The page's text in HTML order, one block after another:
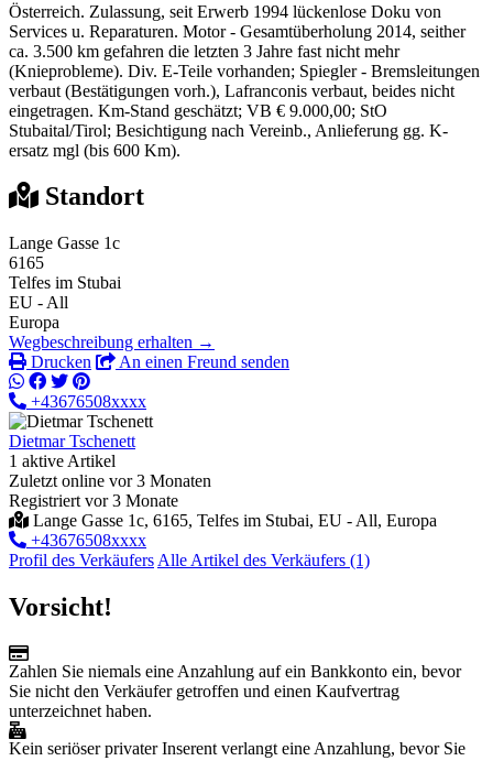
Österreich. Zulassung, seit Erwerb 1994 lückenlose Doku von
Services u. Reparaturen. Motor - Gesamtüberholung 2014, seither
ca. 3.500 km gefahren die letzten 3 Jahre fast nicht mehr
(Knieprobleme). Div. E-Teile vorhanden; Spiegler - Bremsleitungen
verbaut (Bestätigungen vorh.), Lafranconis verbaut, beides nicht
eingetragen. Km-Stand geschätzt; VB € 9.000,00; StO
Stubaital/Tirol; Besichtigung nach Vereinb., Anlieferung gg. K-
ersatz mgl (bis 600 Km).
Standort
Lange Gasse 1c
6165
Telfes im Stubai
EU - All
Europa
Wegbeschreibung erhalten →
Drucken
An einen Freund senden
+43676508xxxx
Dietmar Tschenett
1 aktive Artikel
Zuletzt online vor 3 Monaten
Registriert vor 3 Monate
Lange Gasse 1c, 6165, Telfes im Stubai, EU - All, Europa
+43676508xxxx
Profil des Verkäufers Alle Artikel des Verkäufers (1)
Vorsicht!
Zahlen Sie niemals eine Anzahlung auf ein Bankkonto ein, bevor
Sie nicht den Verkäufer getroffen und einen Kaufvertrag
unterzeichnet haben.
Kein seriöser privater Inserent verlangt eine Anzahlung, bevor Sie